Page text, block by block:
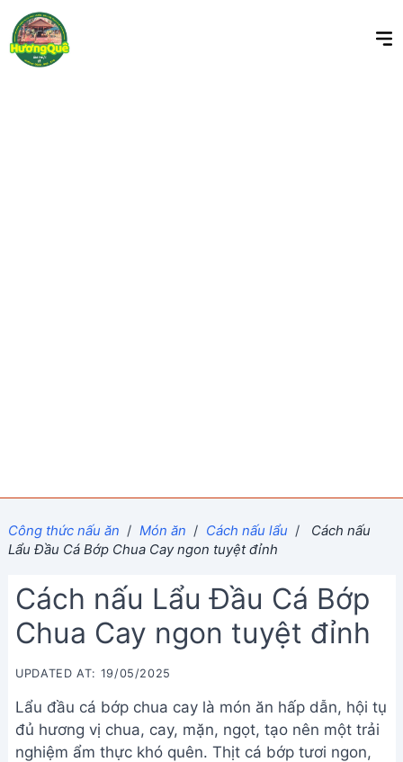
Công thức nấu ăn / Món ăn / Cách nấu lẩu /
Cách nấu
Lẩu Đầu Cá Bớp Chua Cay ngon tuyệt đỉnh
Cách nấu Lẩu Đầu Cá Bớp
Chua Cay ngon tuyệt đỉnh
UPDATED AT: 19/05/2025
Lẩu đầu cá bớp chua cay là món ăn hấp dẫn, hội tụ
đủ hương vị chua, cay, mặn, ngọt, tạo nên một trải
nghiệm ẩm thực khó quên. Thịt cá bớp tươi ngon,